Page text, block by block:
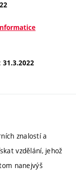
31.3.2022
znalostí a
vzdělání, jehož
nanejvýš